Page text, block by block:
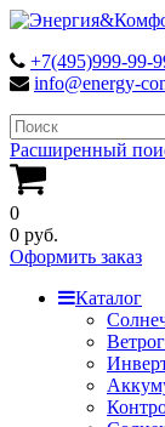
+7(495)999-99-
info@energy-
Расширенный
0
0 руб.
Оформить заказ
Каталог